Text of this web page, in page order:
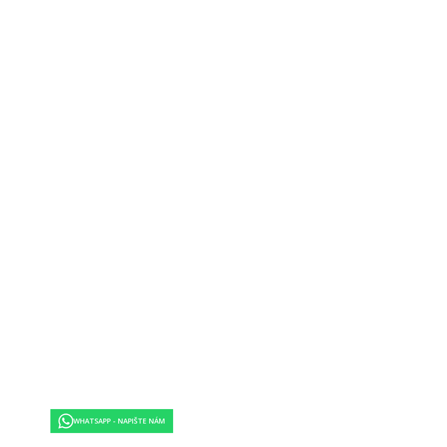
zahradě. Hlavní budova s recepcí, lobby s barem, nákupní galerie (mini-market, obchůdek se suvenýry, boutique pro dámy,
(italská, řecká), několik barů, konferenční místnost. V udržované subtropické zahradě 2 bazény (jeden se kluzavkou) a další 2 bazény
zdama, bary u bazénů. Kongresové centrum.
uvedené vybavení)
Lehátka a slunečníky zdarma. Gazebo na pláži je hrazeno extra.
předem
pro pobyty na 7 a více nocí) - restaurace Mediterranean, Italská a Řecká
hod.)
tento typ pokoje: Swim-Up pokoj; Swim-up bungalow na pláži; Rodinný pokoj, sdílený bazén
pokoji (ovocné džusy, voda, víno), denní doplňování setu na přípravu kávy a čaje, denní kompletní úklid pokoje
24.00 hod.)
WHATSAPP - NAPIŠTE NÁM